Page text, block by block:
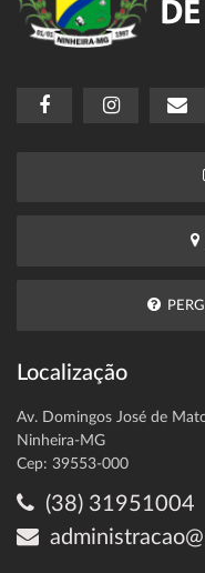
Localização
Av. Domingos José de
Ninheira-MG
Cep: 39553-000
(38) 31951004